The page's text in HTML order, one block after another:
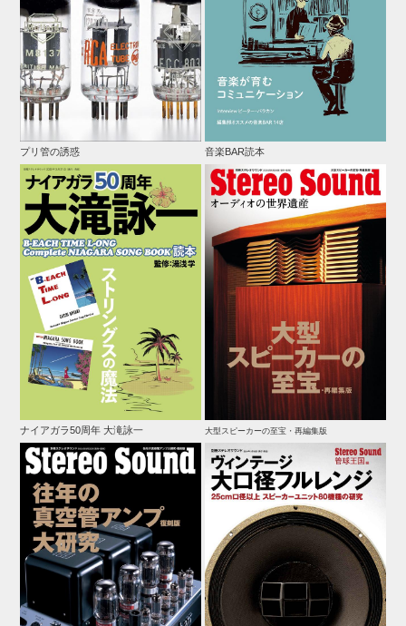
プリ管の誘惑 音楽BAR読本
ナイアガラ50周年 大滝詠一 大型スピーカーの至宝・再編集版